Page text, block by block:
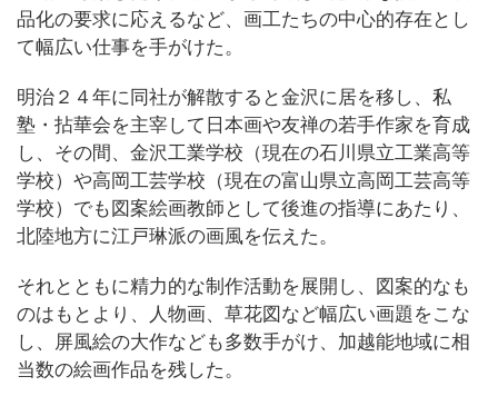
品化の要求に応えるなど、画工たちの中心的存在とし
て幅広い仕事を手がけた。
明治２４年に同社が解散すると金沢に居を移し、私
塾・拈華会を主宰して日本画や友禅の若手作家を育成
し、その間、金沢工業学校（現在の石川県立工業高等
学校）や高岡工芸学校（現在の富山県立高岡工芸高等
学校）でも図案絵画教師として後進の指導にあたり、
北陸地方に江戸琳派の画風を伝えた。
それとともに精力的な制作活動を展開し、図案的なも
のはもとより、人物画、草花図など幅広い画題をこな
し、屏風絵の大作なども多数手がけ、加越能地域に相
当数の絵画作品を残した。